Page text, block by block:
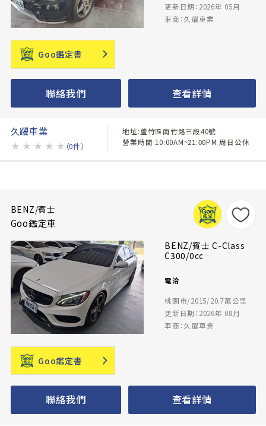
更新日期：2026年 05月
車商：久躍車業
Goo鑑定書
聯絡我們 查看詳情
久躍車業
★ ★ ★ ★ ★ （0件）
地址:蘆竹區南竹路三段40號
營業時間:10:00AM~21:00PM 周日公休
BENZ/賓士
Goo鑑定車
BENZ/賓士 C-Class
C300/0cc
電洽
桃園市/2015/20.7萬公里
更新日期：2026年 08月
車商：久躍車業
Goo鑑定書
聯絡我們 查看詳情